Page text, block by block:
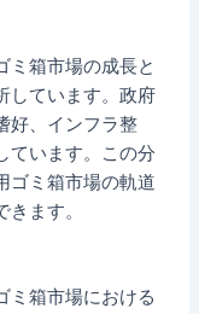
ミ箱市場の成長と
しています。政府
好、インフラ整
ています。この分
ゴミ箱市場の軌道
ます。
ミ箱市場における